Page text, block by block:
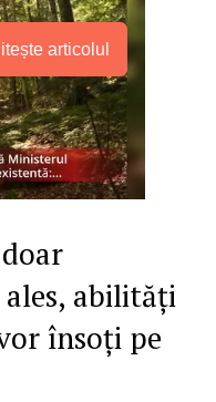
articolul
abilități
însoți pe